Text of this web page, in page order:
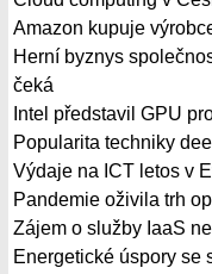
Amazon kupuje
Herní byznys
čeká
Intel představil GPU
Popularita techniky
Výdaje na ICT letos v
Pandemie oživila trh
Zájem o služby IaaS
Energetické úspory se